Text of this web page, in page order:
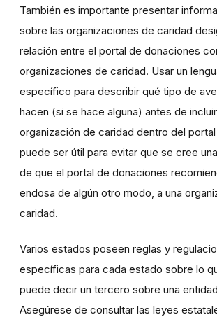
También es importante presentar
sobre las organizaciones de caridad
relación entre el portal de donaciones
organizaciones de caridad. Usar un
específico para describir qué tipo de
hacen (si se hace alguna) antes de
organización de caridad dentro del
puede ser útil para evitar que se cree
de que el portal de donaciones
endosa de algún otro modo, a una
caridad.
Varios estados poseen reglas y
específicas para cada estado sobre lo
puede decir un tercero sobre una
Asegúrese de consultar las leyes